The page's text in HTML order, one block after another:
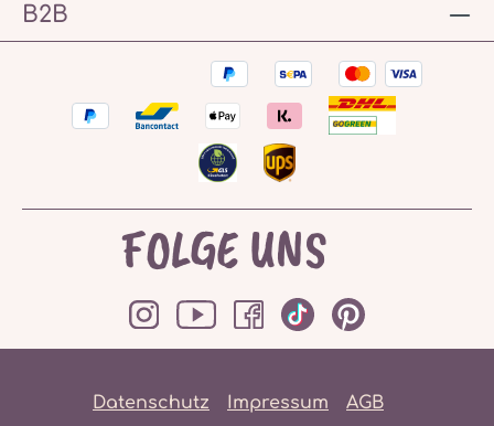
B2B
FOLGE UNS
Datenschutz Impressum AGB